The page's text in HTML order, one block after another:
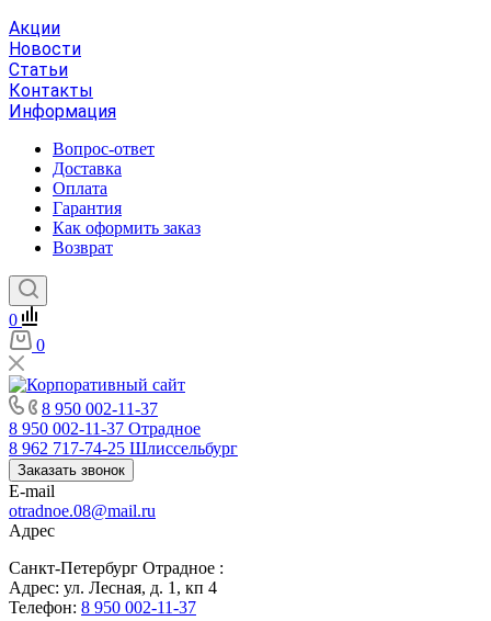
Акции
Новости
Статьи
Контакты
Информация
Вопрос-ответ
Доставка
Оплата
Гарантия
Как оформить заказ
Возврат
0
0
8 950 002-11-37
8 950 002-11-37 Отрадное
8 962 717-74-25 Шлиссельбург
Заказать звонок
E-mail
otradnoe.08@mail.ru
Адрес
Санкт-Петербург Отрадное :
Адрес: ул. Лесная, д. 1, кп 4
Телефон: 8 950 002-11-37